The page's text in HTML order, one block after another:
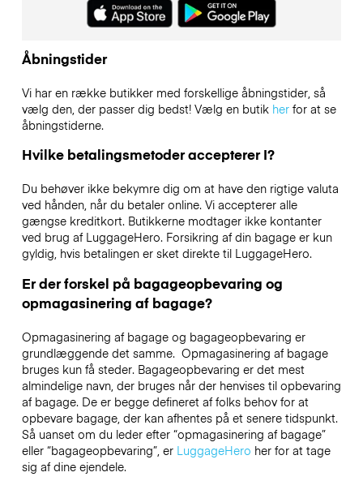
Åbningstider
Vi har en række butikker med forskellige åbningstider, så
vælg den, der passer dig bedst! Vælg en butik herfor at se
åbningstiderne.
Hvilke betalingsmetoder accepterer I?
Du behøver ikke bekymre dig om at have den rigtige valuta
ved hånden, når du betaler online. Vi accepterer alle
gængse kreditkort. Butikkerne modtager ikke kontanter
ved brug af LuggageHero. Forsikring af din bagage er kun
gyldig, hvis betalingen er sket direkte til LuggageHero.
Er der forskel på bagageopbevaring og
opmagasinering af bagage?
Opmagasinering af bagage og bagageopbevaring er
grundlæggende det samme. Opmagasinering af bagage
bruges kun få steder. Bagageopbevaring er det mest
almindelige navn, der bruges når der henvises til opbevaring
af bagage. De er begge defineret af folks behov for at
opbevare bagage, der kan afhentes på et senere tidspunkt.
Så uanset om du leder efter “opmagasinering af bagage”
eller “bagageopbevaring”, erLuggageHero her for at tage
sig af dine ejendele.